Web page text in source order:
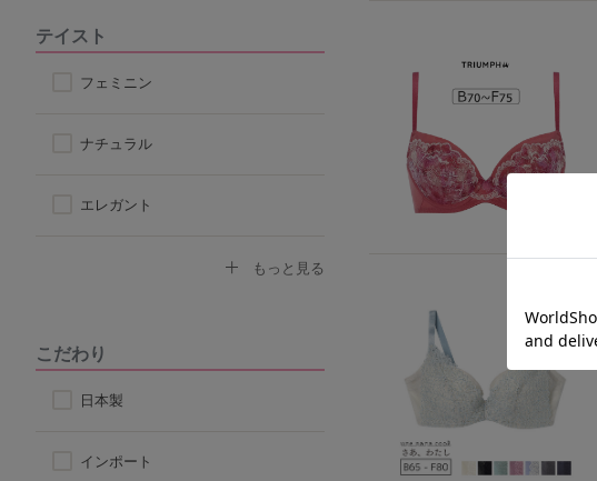
4/5カップ
ストラップレス
テイスト
フェミニン
ナチュラル
エレガント
もっと見る
こだわり
日本製
インポート